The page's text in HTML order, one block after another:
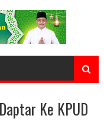
Ke KPUD